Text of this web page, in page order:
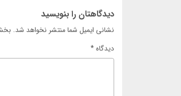
دیدگاهتان را بنویسید
نشانی ایمیل شما منتشر نخواهد شد.
دیدگاه*